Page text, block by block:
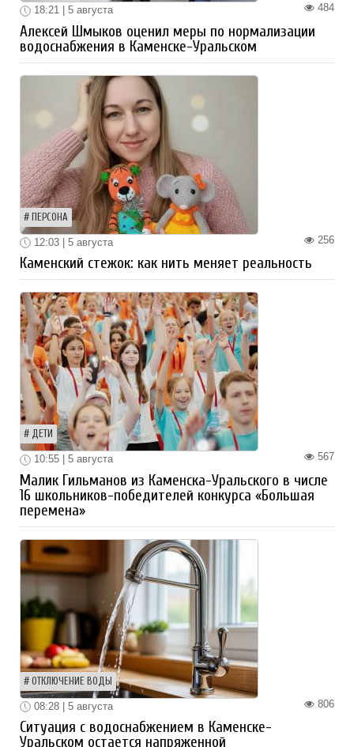
484
18:21 | 5 августа
Алексей Шмыков оценил меры по нормализации
водоснабжения в Каменске-Уральском
ПЕРСОНА
256
12:03 | 5 августа
Каменский стежок: как нить меняет реальность
ДЕТИ
567
10:55 | 5 августа
Малик Гильманов из Каменска-Уральского в числе
16 школьников-победителей конкурса «Большая
перемена»
ОТКЛЮЧЕНИЕ ВОДЫ
806
08:28 | 5 августа
Ситуация с водоснабжением в Каменске-
Уральском остается напряженной